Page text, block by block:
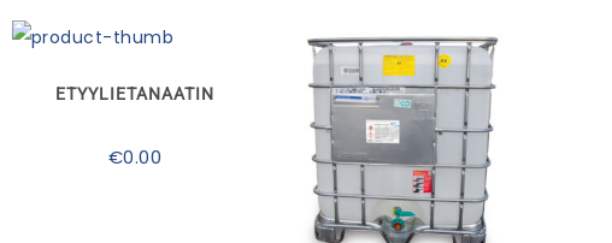
€1
700.00
ETYYLIETANAATIN
€0.00